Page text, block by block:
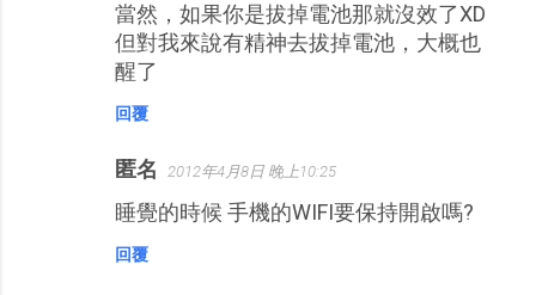
當然，如果你是拔掉電池那就沒效了XD
但對我來說有精神去拔掉電池，大概也
醒了
回覆
匿名 2012年4月8日 晚上10:25
睡覺的時候 手機的WIFI要保持開啟嗎?
回覆